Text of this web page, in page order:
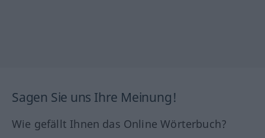
Sagen Sie uns Ihre Meinung!
Wie gefällt Ihnen das Online Wörterbuch?